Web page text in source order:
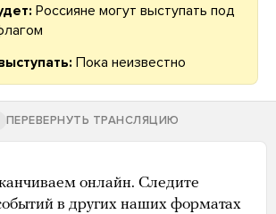
Россияне могут выступать под
Пока неизвестно
ПЕРЕВЕРНУТЬ ТРАНСЛЯЦИЮ
онлайн. Следите
в других наших форматах